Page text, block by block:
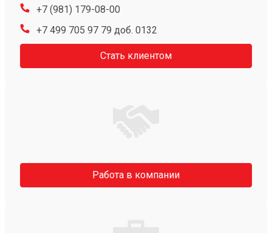
+7 (981) 179-08-00
+7 499 705 97 79 доб. 0132
Стать клиентом
Работа в компании